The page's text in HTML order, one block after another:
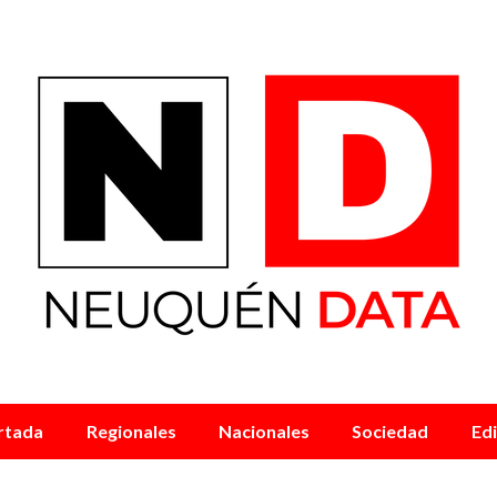
Regionales Nacionales Sociedad